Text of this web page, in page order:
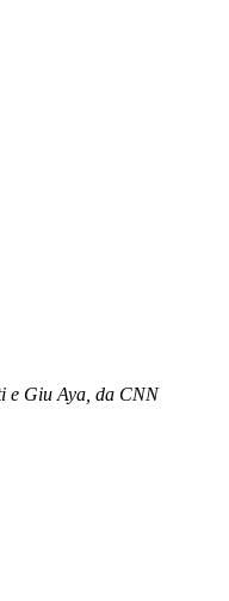
e Giu Aya, da CNN